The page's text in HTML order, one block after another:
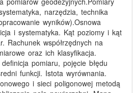
narzędzia, technika
wyników).Osnowa
i systematyka. Kąt poziomy i kąt
Rachunek współrzędnych na
oraz ich klasyfikacja.
pomiaru, pojęcie błędu
funkcji. Istota wyrównania.
i sieci poligonowej metodą